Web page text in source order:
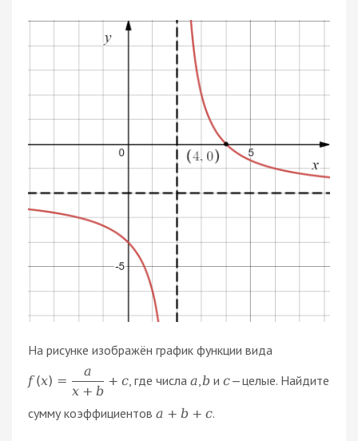
На рисунке изображён график функции вида
f (x) =
a
x + b
+ c, где числа a bи c— целые. Найдите
сумму коэффициентов a + b + c.